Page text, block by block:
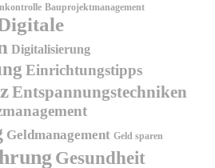
Bauprojektmanagement
Digitalisierung
Einrichtungstipps
Entspannungstechniken
Geldmanagement Geld sparen
Gesundheit